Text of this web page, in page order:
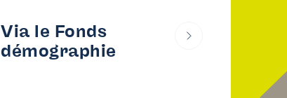
Via le Fonds
démographie